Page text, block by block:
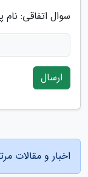
سوال اتفاقی:
ارسال
اخبار و مقالات